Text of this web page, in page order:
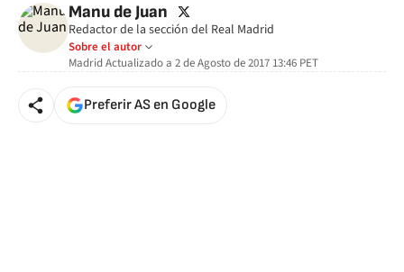
Manu de Juan twitter
Redactor de la sección del Real Madrid
Sobre el autor
MadridActualizado a 2 de Agosto de 2017 13:46 PET
Preferir AS en Google